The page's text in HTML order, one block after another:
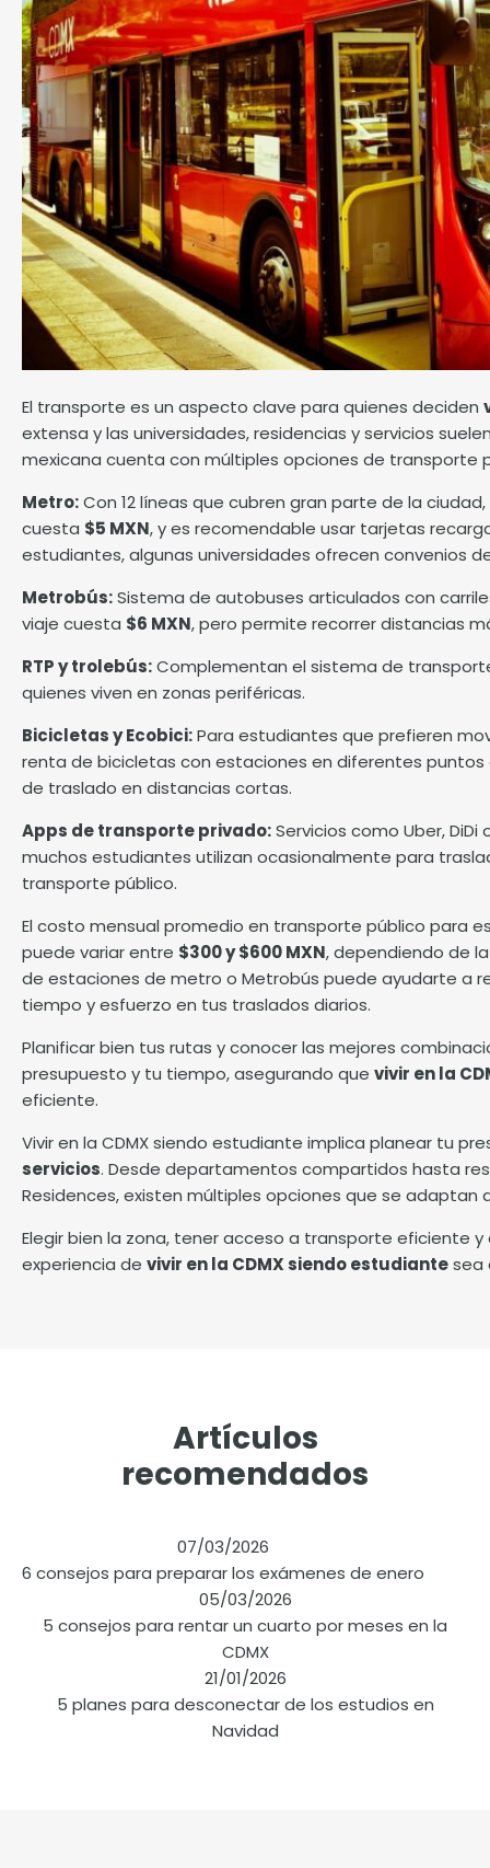
El transporte es un aspecto clave para quienes deciden
extensa y las universidades, residencias y servicios
mexicana cuenta con múltiples opciones de transporte
Metro:Con 12 líneas que cubren gran parte de la
cuesta $5 MXN, y es recomendable usar tarjetas
estudiantes, algunas universidades ofrecen convenios
Metrobús:Sistema de autobuses articulados con
viaje cuesta $6 MXN, pero permite recorrer distancias
RTP y trolebús:Complementan el sistema de
quienes viven en zonas periféricas.
Bicicletas y Ecobici:Para estudiantes que prefieren
renta de bicicletas con estaciones en diferentes
de traslado en distancias cortas.
Apps de transporte privado:Servicios como Uber,
muchos estudiantes utilizan ocasionalmente para
transporte público.
El costo mensual promedio en transporte público para
puede variar entre $300 y $600 MXN, dependiendo de
de estaciones de metro o Metrobús puede ayudarte a
tiempo y esfuerzo en tus traslados diarios.
Planificar bien tus rutas y conocer las mejores
presupuesto y tu tiempo, asegurando que vivir en la
eficiente.
Vivir en la CDMX siendo estudiante implica planear tu
servicios. Desde departamentos compartidos hasta
Residences, existen múltiples opciones que se
Elegir bien la zona, tener acceso a transporte eficiente
experiencia de vivir en la CDMX siendo estudiantesea
Artículos
recomendados
07/03/2026
6 consejos para preparar los exámenes de enero
05/03/2026
5 consejos para rentar un cuarto por meses en la
CDMX
21/01/2026
5 planes para desconectar de los estudios en
Navidad